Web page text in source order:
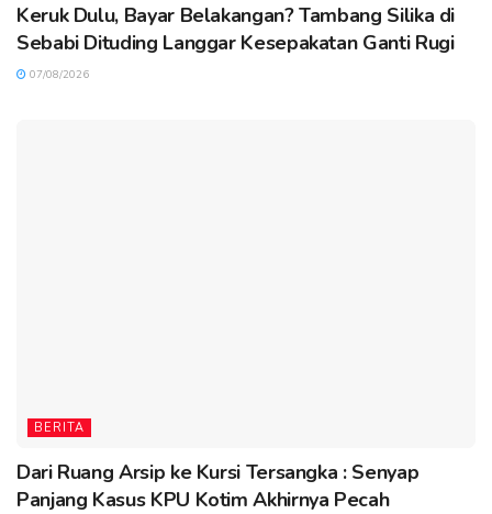
Keruk Dulu, Bayar Belakangan? Tambang Silika di
Sebabi Dituding Langgar Kesepakatan Ganti Rugi
07/08/2026
BERITA
Dari Ruang Arsip ke Kursi Tersangka : Senyap
Panjang Kasus KPU Kotim Akhirnya Pecah